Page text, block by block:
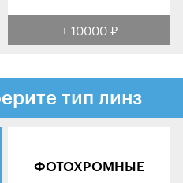
+ 10000 ₽
тип линз
ФОТОХРОМНЫЕ